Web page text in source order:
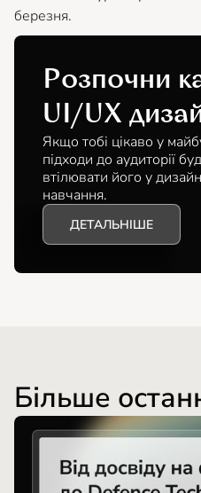
березня.
Розпочни
UI/UX
Якщо тобі цікаво у
підходи до аудиторії
втілювати його у
навчання.
ДЕТАЛЬНІШЕ
Більше